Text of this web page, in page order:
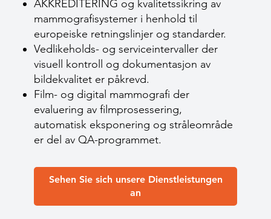
AKKREDITERING og kvalitetssikring av
mammografisystemer i henhold til
europeiske retningslinjer og standarder.
Vedlikeholds- og serviceintervaller der
visuell kontroll og dokumentasjon av
bildekvalitet er påkrevd.
Film- og digital mammografi der
evaluering av filmprosessering,
automatisk eksponering og stråleområde
er del av QA-programmet.
Sehen Sie sich unsere Dienstleistungen
an